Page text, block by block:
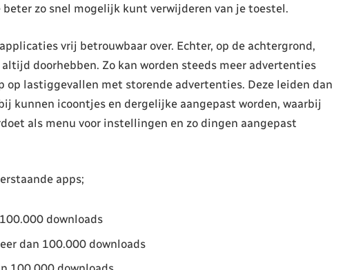
zo snel mogelijk kunt verwijderen van je toestel.
vrij betrouwbaar over. Echter, op de achtergrond,
doorhebben. Zo kan worden steeds meer advertenties
op lastiggevallen met storende advertenties. Deze leiden dan
kunnen icoontjes en dergelijke aangepast worden, waarbij
als menu voor instellingen en zo dingen aangepast
apps;
downloads
dan 100.000 downloads